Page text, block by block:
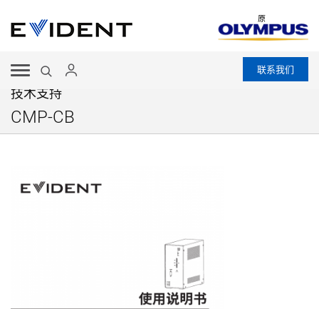
原
联系我们
技术支持
CMP-CB